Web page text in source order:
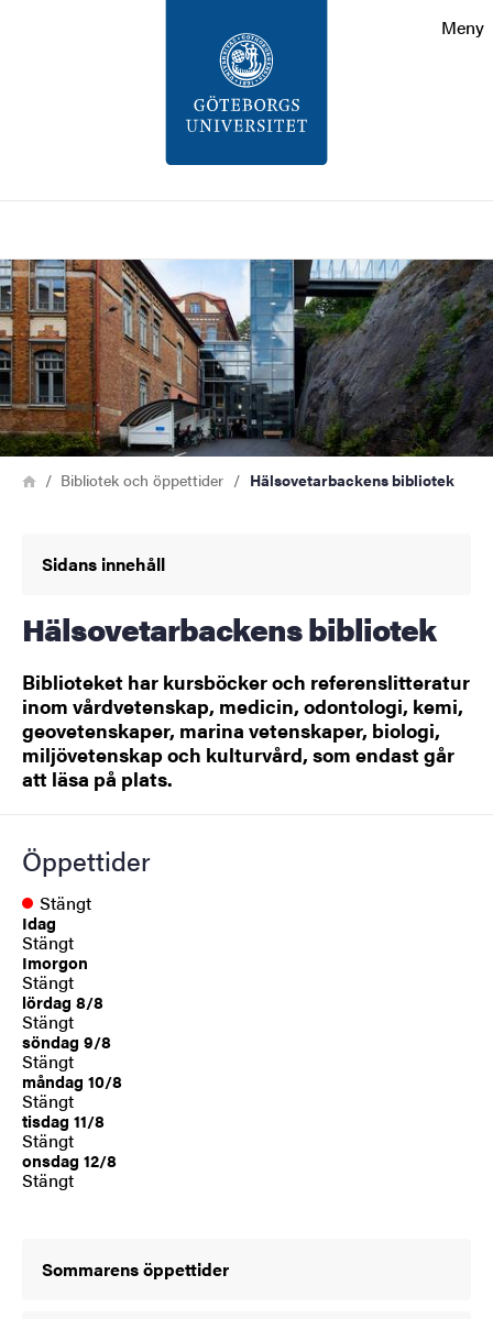
Meny
Bild
Länkstig
HemBibliotek och öppettider Hälsovetarbackens bibliotek
Sidans innehåll
Hälsovetarbackens bibliotek
Biblioteket har kursböcker och referenslitteratur
inom vårdvetenskap, medicin, odontologi, kemi,
geovetenskaper, marina vetenskaper, biologi,
miljövetenskap och kulturvård, som endast går
att läsa på plats.
Öppettider
Stängt
Idag
Stängt
Imorgon
Stängt
lördag 8/8
Stängt
söndag 9/8
Stängt
måndag 10/8
Stängt
tisdag 11/8
Stängt
onsdag 12/8
Stängt
Sommarens öppettider